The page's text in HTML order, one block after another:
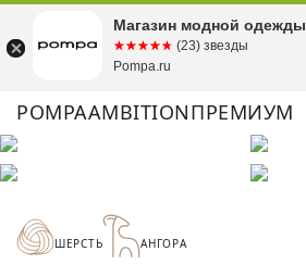
POMPAAMBITIONПРЕМИУМ
ШЕРСТЬ АНГОРА
Магазин модной одежды
☆☆☆☆☆
★★★★★ (23) звезды
Pompa.ru